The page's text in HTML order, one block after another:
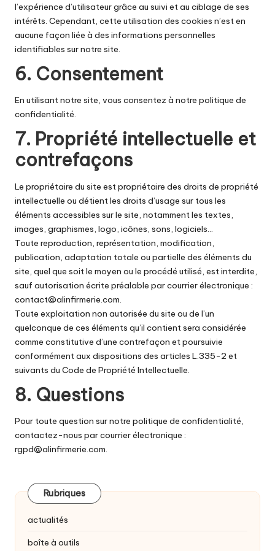
l’expérience d’utilisateur grâce au suivi et au ciblage de ses
intérêts. Cependant, cette utilisation des cookies n’est en
aucune façon liée à des informations personnelles
identifiables sur notre site.
6. Consentement
En utilisant notre site, vous consentez à notre politique de
confidentialité.
7. Propriété intellectuelle et
contrefaçons
Le propriétaire du site est propriétaire des droits de propriété
intellectuelle ou détient les droits d’usage sur tous les
éléments accessibles sur le site, notamment les textes,
images, graphismes, logo, icônes, sons, logiciels…
Toute reproduction, représentation, modification,
publication, adaptation totale ou partielle des éléments du
site, quel que soit le moyen ou le procédé utilisé, est interdite,
sauf autorisation écrite préalable par courrier électronique :
contact@alinfirmerie.com.
Toute exploitation non autorisée du site ou de l’un
quelconque de ces éléments qu’il contient sera considérée
comme constitutive d’une contrefaçon et poursuivie
conformément aux dispositions des articles L.335-2 et
suivants du Code de Propriété Intellectuelle.
8. Questions
Pour toute question sur notre politique de confidentialité,
contactez-nous par courrier électronique :
rgpd@alinfirmerie.com.
Rubriques
actualités
boîte à outils